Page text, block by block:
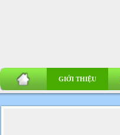
GIỚI THIỆU